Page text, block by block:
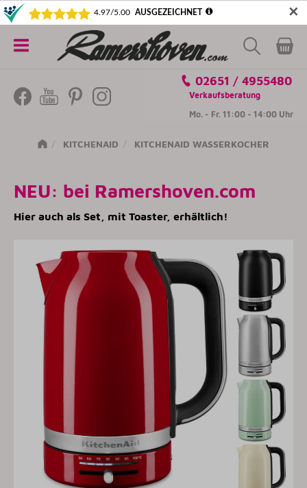
✕
5€ SICHERN! NEWSLETTER ABONNIEREN
Kategorien
02651 / 4955480
Verkaufsberatung
Mo. - Fr. 11:00 - 14:00 Uhr
KITCHENAID KITCHENAID WASSERKOCHER
NEU: bei Ramershoven.com
Hier auch als Set, mit Toaster, erhältlich!